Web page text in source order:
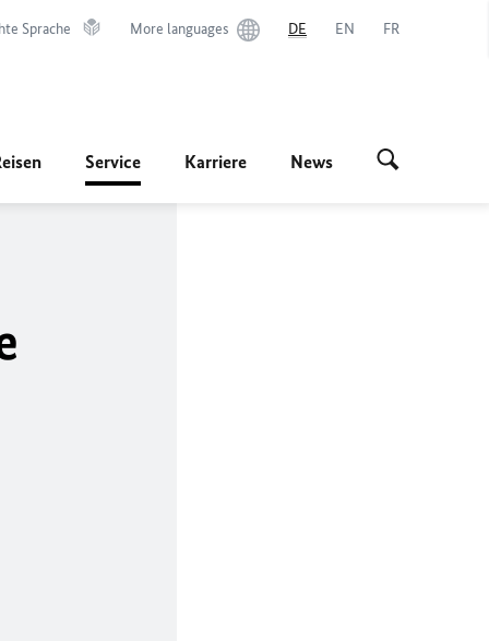
Sprache More languages DE EN FR
Service Karriere News